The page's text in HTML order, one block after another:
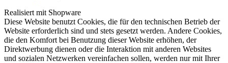
Realisiert mit Shopware
Diese Website benutzt Cookies, die für den technischen Betrieb der
Website erforderlich sind und stets gesetzt werden. Andere Cookies,
die den Komfort bei Benutzung dieser Website erhöhen, der
Direktwerbung dienen oder die Interaktion mit anderen Websites
und sozialen Netzwerken vereinfachen sollen, werden nur mit Ihrer